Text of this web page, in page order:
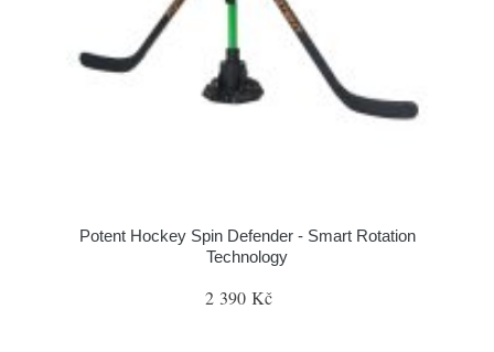
Potent Hockey Spin Defender - Smart Rotation
Technology
2 390 Kč